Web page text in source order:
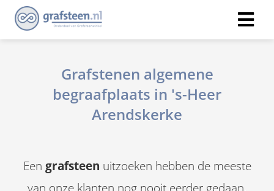
Grafstenen algemene
begraafplaats in 's-Heer
Arendskerke
Een grafsteen uitzoeken hebben de meeste